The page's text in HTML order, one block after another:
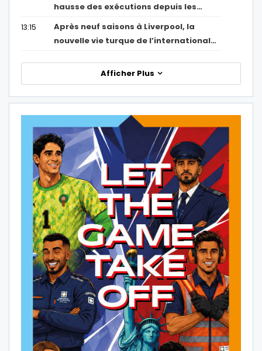
hausse des exécutions depuis les…
13:15
Après neuf saisons à Liverpool, la
nouvelle vie turque de l’international…
Afficher Plus